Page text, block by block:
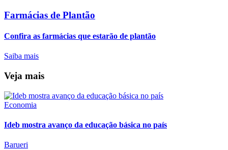
Farmácias de Plantão
Confira as farmácias que estarão de plantão
Saiba mais
Veja mais
Economia
Ideb mostra avanço da educação básica no país
Barueri